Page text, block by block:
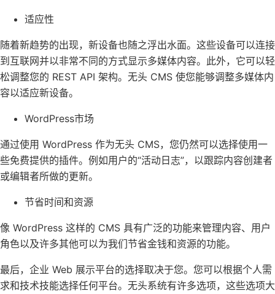
适应性
随着新趋势的出现，新设备也随之浮出水面。这些设备可以连接
到互联网并以非常不同的方式显示多媒体内容。此外，它可以轻
松调整您的 REST API 架构。无头 CMS 使您能够调整多媒体内
容以适应新设备。
WordPress市场
通过使用 WordPress 作为无头 CMS，您仍然可以选择使用一
些免费提供的插件。例如用户的“活动日志”，以跟踪内容创建者
或编辑者所做的更新。
节省时间和资源
像 WordPress 这样的 CMS 具有广泛的功能来管理内容、用户
角色以及许多其他可以为我们节省金钱和资源的功能。
最后， 企业 Web 展示平台的选择取决于您。您可以根据个人需
求和技术技能选择任何平台。无头系统有许多选项，这些选项大